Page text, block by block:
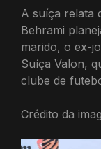
A suíça relata
Behrami
marido, o ex-
Suíça Valon,
clube de
Crédito da